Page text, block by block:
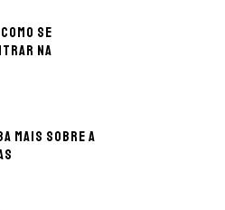
se
na
mais sobre a